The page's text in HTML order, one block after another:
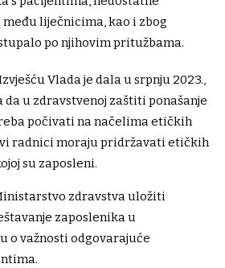
liječnicima, kao i zbog
po njihovim pritužbama.
Vlada je dala u srpnju 2023.,
da u zdravstvenoj zaštiti ponašanje
počivati na načelima etičkih
radnici moraju pridržavati etičkih
su zaposleni.
zdravstva uložiti
zaposlenika u
o važnosti odgovarajuće